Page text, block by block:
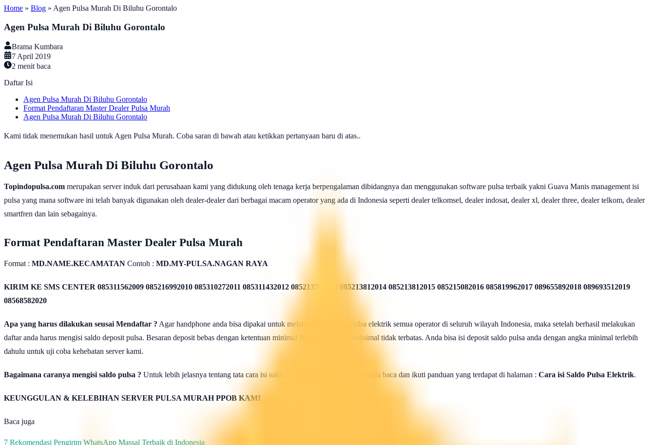
Home » Blog » Agen Pulsa Murah Di Biluhu Gorontalo
Agen Pulsa Murah Di Biluhu Gorontalo
Brama Kumbara
7 April 2019
2 menit baca
Daftar Isi
Agen Pulsa Murah Di Biluhu Gorontalo
Format Pendaftaran Master Dealer Pulsa Murah
Agen Pulsa Murah Di Biluhu Gorontalo
Kami tidak menemukan hasil untuk Agen Pulsa Murah. Coba saran di bawah atau ketikkan pertanyaan baru di atas..
Agen Pulsa Murah Di Biluhu Gorontalo
Topindopulsa.com merupakan server induk dari perusahaan kami yang didukung oleh tenaga kerja berpengalaman dibidangnya dan menggunakan software pulsa terbaik yakni Guava Manis management isi
pulsa yang mana software ini telah banyak digunakan oleh dealer-dealer dari berbagai macam operator yang ada di Indonesia seperti dealer telkomsel, dealer indosat, dealer xl, dealer three, dealer telkom, dealer
smartfren dan lain sebagainya.
Format Pendaftaran Master Dealer Pulsa Murah
Format : MD.NAME.KECAMATAN Contoh : MD.MY-PULSA.NAGAN RAYA
KIRIM KE SMS CENTER 085311562009 085216992010 085310272011 085311432012 085213782013 085213812014 085213812015 085215082016 085819962017 089655892018 089693512019
08568582020
Apa yang harus dilakukan seusai Mendaftar ? Agar handphone anda bisa dipakai untuk melakukan isi ulang pulsa elektrik semua operator di seluruh wilayah Indonesia, maka setelah berhasil melakukan
daftar anda harus mengisi saldo deposit pulsa. Besaran deposit bebas dengan ketentuan minimal 50rb rupiah dan maksimal tidak terbatas. Anda bisa isi deposit saldo pulsa anda dengan angka minimal terlebih
dahulu untuk uji coba kehebatan server kami.
Bagaimana caranya mengisi saldo pulsa ? Untuk lebih jelasnya tentang tata cara isi saldo deposit pulsa ini silahkan anda baca dan ikuti panduan yang terdapat di halaman : Cara isi Saldo Pulsa Elektrik.
KEUNGGULAN & KELEBIHAN SERVER PULSA MURAH PPOB KAMI
Baca juga
7 Rekomendasi Pengirim WhatsApp Massal Terbaik di Indonesia